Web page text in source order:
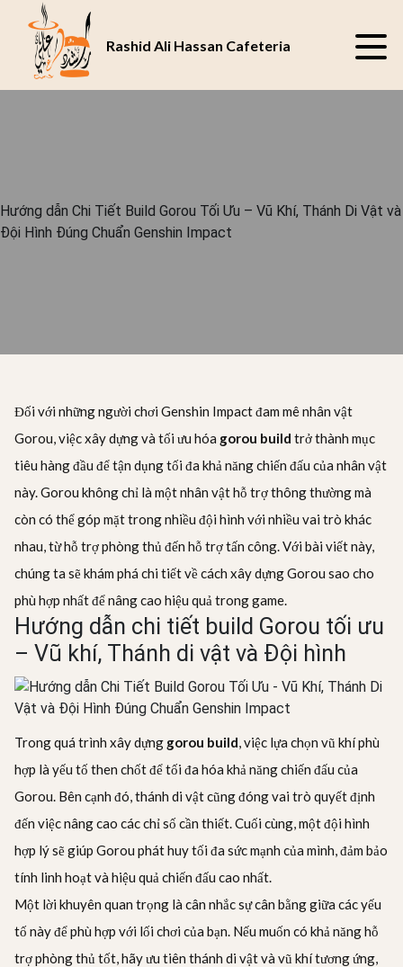
Rashid Ali Hassan Cafeteria
Hướng dẫn Chi Tiết Build Gorou Tối Ưu – Vũ Khí, Thánh Di Vật và
Đội Hình Đúng Chuẩn Genshin Impact
Đối với những người chơi Genshin Impact đam mê nhân vật
Gorou, việc xây dựng và tối ưu hóa gorou build trở thành mục
tiêu hàng đầu để tận dụng tối đa khả năng chiến đấu của nhân vật
này. Gorou không chỉ là một nhân vật hỗ trợ thông thường mà
còn có thể góp mặt trong nhiều đội hình với nhiều vai trò khác
nhau, từ hỗ trợ phòng thủ đến hỗ trợ tấn công. Với bài viết này,
chúng ta sẽ khám phá chi tiết về cách xây dựng Gorou sao cho
phù hợp nhất để nâng cao hiệu quả trong game.
Hướng dẫn chi tiết build Gorou tối ưu
– Vũ khí, Thánh di vật và Đội hình
Trong quá trình xây dựng gorou build, việc lựa chọn vũ khí phù
hợp là yếu tố then chốt để tối đa hóa khả năng chiến đấu của
Gorou. Bên cạnh đó, thánh di vật cũng đóng vai trò quyết định
đến việc nâng cao các chỉ số cần thiết. Cuối cùng, một đội hình
hợp lý sẽ giúp Gorou phát huy tối đa sức mạnh của mình, đảm bảo
tính linh hoạt và hiệu quả chiến đấu cao nhất.
Một lời khuyên quan trọng là cân nhắc sự cân bằng giữa các yếu
tố này để phù hợp với lối chơi của bạn. Nếu muốn có khả năng hỗ
trợ phòng thủ tốt, hãy ưu tiên thánh di vật và vũ khí tương ứng,